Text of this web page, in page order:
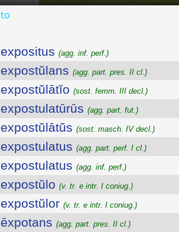
expositus (agg. inf. perf.)
expostŭlans (agg. part. pres. II cl.)
expostŭlātĭo (sost. femm. III decl.)
expostulatūrūs (agg. part. fut.)
expostŭlātŭs (sost. masch. IV decl.)
expostulatus (agg. part. perf. I cl.)
expostulatus (agg. inf. perf.)
expostŭlo (v. tr. e intr. I coniug.)
expostŭlor (v. tr. e intr. I coniug.)
ēxpotans (agg. part. pres. II cl.)